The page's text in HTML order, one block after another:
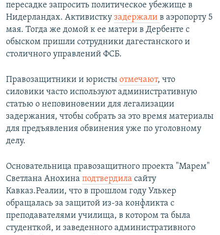
пересадке запросить политическое убежище в
Нидерландах. Активистку задержали в аэропорту 5
мая. Тогда же домой к ее матери в Дербенте с
обыском пришли сотрудники дагестанского и
столичного управлений ФСБ.
Правозащитники и юристы отмечают, что
силовики часто используют административную
статью о неповиновении для легализации
задержания, чтобы собрать за это время материалы
для предъявления обвинения уже по уголовному
делу.
Основательница правозащитного проекта "Марем"
Светлана Анохина подтвердила сайту
Кавказ.Реалии, что в прошлом году Улькер
обращалась за защитой из-за конфликта с
преподавателями училища, в котором та была
студенткой, и заведенного административного